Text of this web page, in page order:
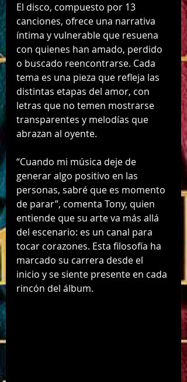
El disco, compuesto por 13
canciones, ofrece una narrativa
íntima y vulnerable que resuena
con quienes han amado, perdido
o buscado reencontrarse. Cada
tema es una pieza que refleja las
distintas etapas del amor, con
letras que no temen mostrarse
transparentes y melodías que
abrazan al oyente.
“Cuando mi música deje de
generar algo positivo en las
personas, sabré que es momento
de parar”, comenta Tony, quien
entiende que su arte va más allá
del escenario: es un canal para
tocar corazones. Esta filosofía ha
marcado su carrera desde el
inicio y se siente presente en cada
rincón del álbum.